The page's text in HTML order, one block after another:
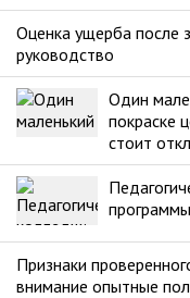
Оценка ущерба после
руководство
Один
покраске
стоит
Признаки
внимание опытные